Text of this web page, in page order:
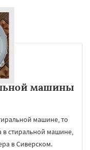
машины
машине, то
в стиральной машине,
в Сиверском.